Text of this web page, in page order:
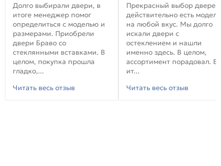
Долго выбирали двери, в
итоге менеджер помог
определиться с моделью и
размерами. Приобрели
двери Браво со
стеклянными вставками. В
целом, покупка прошла
гладко,...
Читать весь отзыв
Прекрасный выбор
действительно есть модели
на любой вкус. Мы долго
искали двери с
остеклением и нашли
именно здесь. В целом,
ассортимент порадовал. В
ит...
Читать весь отзыв